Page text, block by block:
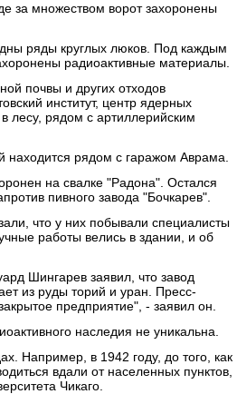
за множеством ворот захоронены
ряды круглых люков. Под каждым
радиоактивные материалы.
почвы и других отходов
институт, центр ядерных
лесу, рядом с артиллерийским
находится рядом с гаражом Аврама.
на свалке "Радона". Остался
пивного завода "Бочкарев".
что у них побывали специалисты
работы велись в здании, и об
Шингарев заявил, что завод
из руды торий и уран. Пресс-
предприятие", - заявил он.
наследия не уникальна.
Например, в 1942 году, до того, как
вдали от населенных пунктов,
Чикаго.